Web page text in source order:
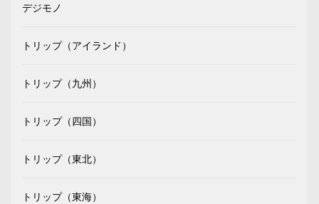
デジモノ
トリップ（アイランド）
トリップ（九州）
トリップ（四国）
トリップ（東北）
トリップ（東海）